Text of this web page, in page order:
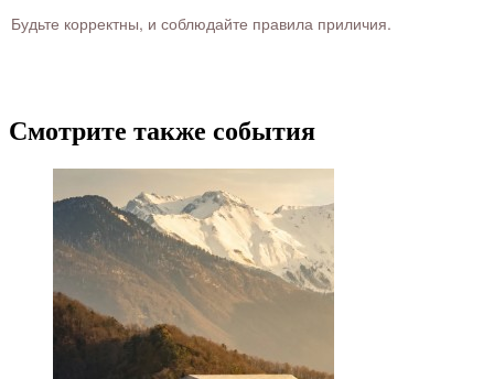
Будьте корректны, и соблюдайте правила приличия.
Смотрите также события